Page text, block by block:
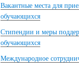
Вакантные места для
обучающихся
Стипендии и меры
обучающихся
Международное